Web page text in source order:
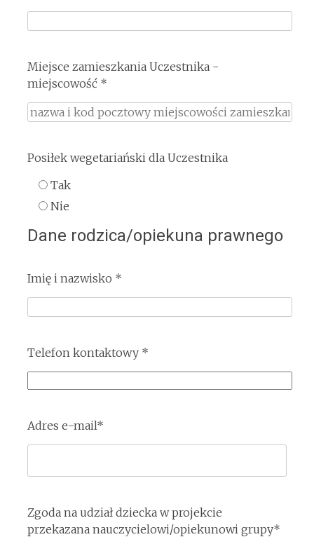
Miejsce zamieszkania Uczestnika -
miejscowość *
Posiłek wegetariański dla Uczestnika
Tak
Nie
Dane rodzica/opiekuna prawnego
Imię i nazwisko *
Telefon kontaktowy *
Adres e-mail*
Zgoda na udział dziecka w projekcie
przekazana nauczycielowi/opiekunowi grupy*